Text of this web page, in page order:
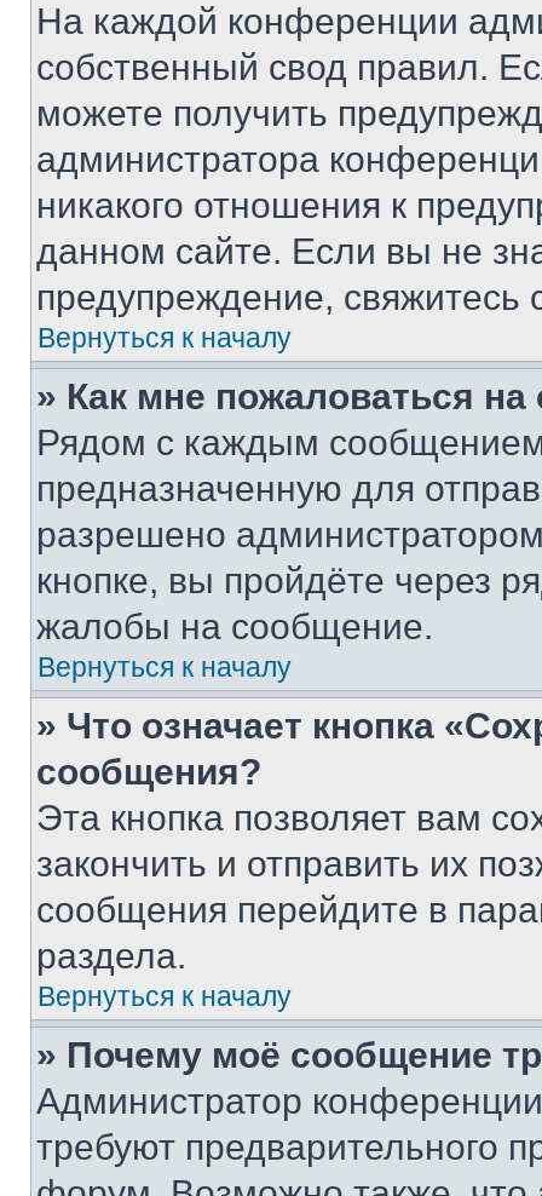
На каждой конференции
собственный свод правил.
можете получить
администратора
никакого отношения к
данном сайте. Если вы не
предупреждение,
Вернуться к началу
» Как мне пожаловаться
Рядом с каждым сообщением
предназначенную для
разрешено
кнопке, вы пройдёте через
жалобы на сообщение.
Вернуться к началу
» Что означает кнопка
сообщения?
Эта кнопка позволяет вам
закончить и отправить их
сообщения перейдите в
раздела.
Вернуться к началу
» Почему моё сообщение
Администратор
требуют предварительного